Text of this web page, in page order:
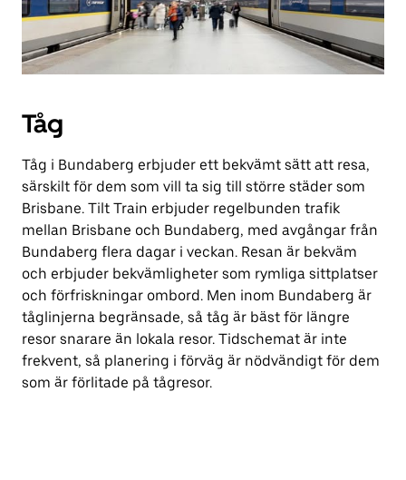
Tåg
Tåg i Bundaberg erbjuder ett bekvämt sätt att resa,
särskilt för dem som vill ta sig till större städer som
Brisbane. Tilt Train erbjuder regelbunden trafik
mellan Brisbane och Bundaberg, med avgångar från
Bundaberg flera dagar i veckan. Resan är bekväm
och erbjuder bekvämligheter som rymliga sittplatser
och förfriskningar ombord. Men inom Bundaberg är
tåglinjerna begränsade, så tåg är bäst för längre
resor snarare än lokala resor. Tidschemat är inte
frekvent, så planering i förväg är nödvändigt för dem
som är förlitade på tågresor.